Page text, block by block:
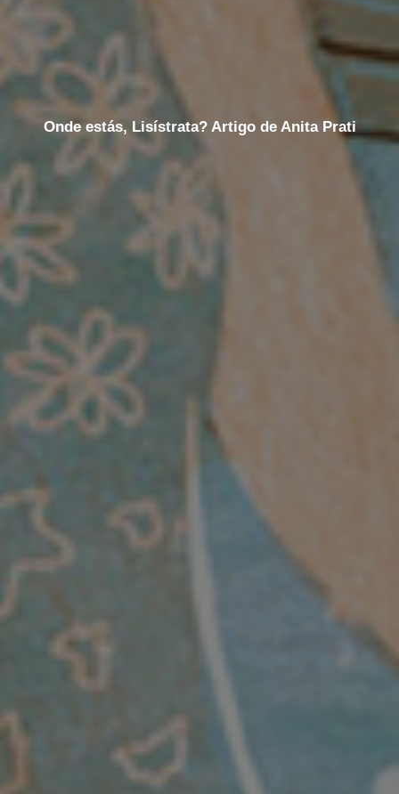
Onde estás, Lisístrata? Artigo de Anita Prati